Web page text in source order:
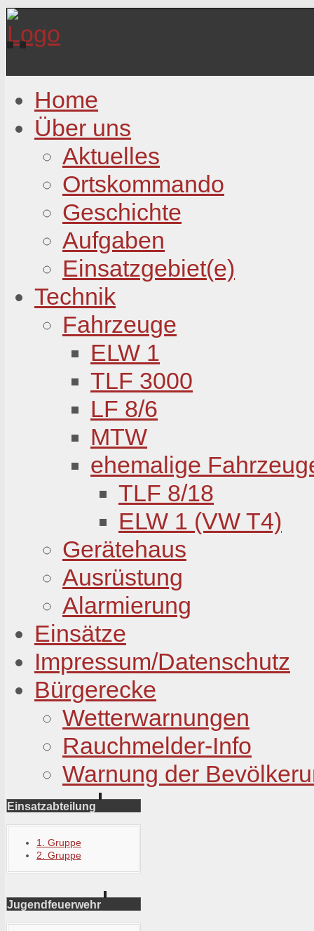
Home
Über uns
Aktuelles
Ortskommando
Geschichte
Aufgaben
Einsatzgebiet(e)
Technik
Fahrzeuge
ELW 1
TLF 3000
LF 8/6
MTW
ehemalige
TLF 8/18
ELW 1 (VW T4)
Gerätehaus
Ausrüstung
Alarmierung
Einsätze
Impressum/Datenschutz
Bürgerecke
Wetterwarnungen
Rauchmelder-Info
Warnung der
Einsatzabteilung
1. Gruppe
2. Gruppe
Jugendfeuerwehr